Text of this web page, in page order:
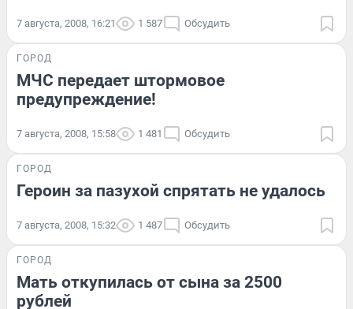
7 августа, 2008, 16:21 1 587 Обсудить
ГОРОД
МЧС передает штормовое
предупреждение!
7 августа, 2008, 15:58 1 481 Обсудить
ГОРОД
Героин за пазухой спрятать не удалось
7 августа, 2008, 15:32 1 487 Обсудить
ГОРОД
Мать откупилась от сына за 2500
рублей